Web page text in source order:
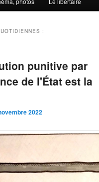
:
punitive par
de l'État est la
2022